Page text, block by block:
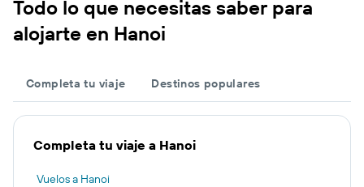
Todo lo que necesitas saber para
alojarte en Hanoi
Completa tu viaje Destinos populares
Completa tu viaje a Hanoi
Vuelos a Hanoi